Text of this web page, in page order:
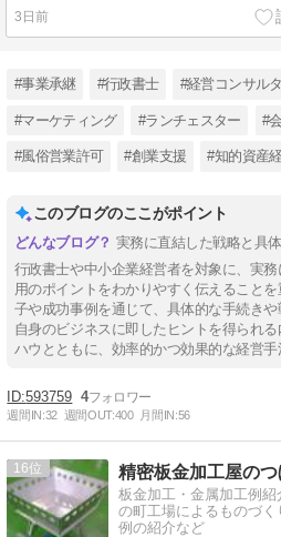
3日前
#事業承継 #行政書士 #経営コンサル
#マーケティング #ランチェスター #
#風俗営業許可 #創業支援 #知的資産
このブログのここがポイント
実務に直結した戦略と具
行政書士や中小企業経営者を対象に、実
用のポイントをわかりやすく伝えること
子や成功事例を通じて、具体的な手続きや
自身のビジネスに即したヒントを得られ
ハウとともに、効率的かつ効果的な経営手
593759 4
週間IN:32 週間OUT:400 月間IN:56
16 精密板金加工屋のつ
板金加工・金属加工例
の町工場によるものづ
例の紹介など